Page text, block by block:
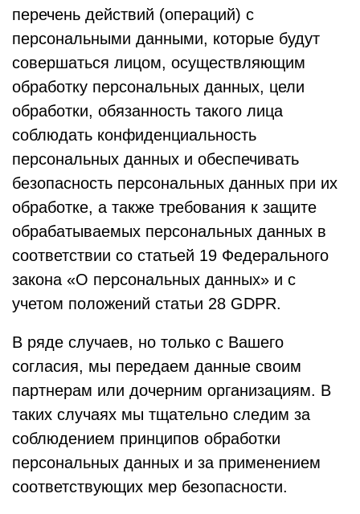
перечень действий (операций) с
персональными данными, которые будут
совершаться лицом, осуществляющим
обработку персональных данных, цели
обработки, обязанность такого лица
соблюдать конфиденциальность
персональных данных и обеспечивать
безопасность персональных данных при их
обработке, а также требования к защите
обрабатываемых персональных данных в
соответствии со статьей 19 Федерального
закона «О персональных данных» и с
учетом положений статьи 28 GDPR.
В ряде случаев, но только с Вашего
согласия, мы передаем данные своим
партнерам или дочерним организациям. В
таких случаях мы тщательно следим за
соблюдением принципов обработки
персональных данных и за применением
соответствующих мер безопасности.